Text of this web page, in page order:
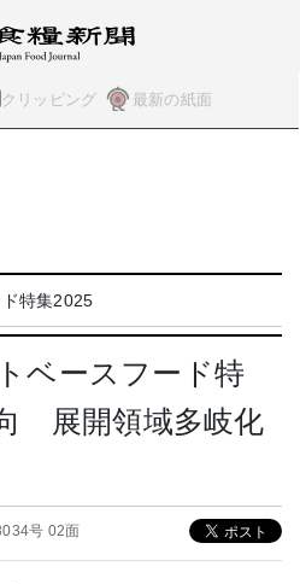
クリッピング 最新の紙面
特集2025
ベースフード特
展開領域多岐化
号 02面